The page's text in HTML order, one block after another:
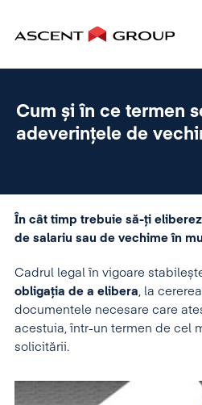
Cum și în ce termen
adeverințele de
În cât timp trebuie să-ți
de salariu sau de vechime în
Cadrul legal în vigoare
obligația de a elibera, la
documentele necesare care
acestuia, într-un termen de cel
solicitării.